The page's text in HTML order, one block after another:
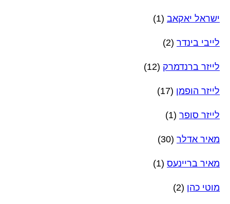
ישראל יאקאב (1)
לייבי בינדר (2)
לייזר ברנדמרק (12)
לייזר הופמן (17)
לייזר סופר (1)
מאיר אדלר (30)
מאיר בריינעס (1)
מוטי כהן (2)